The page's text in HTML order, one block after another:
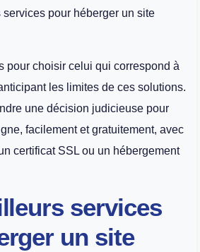
services pour héberger un site
pour choisir celui qui correspond à
les limites de ces solutions.
une décision judicieuse pour
facilement et gratuitement, avec
certificat SSL ou un hébergement
services
un site